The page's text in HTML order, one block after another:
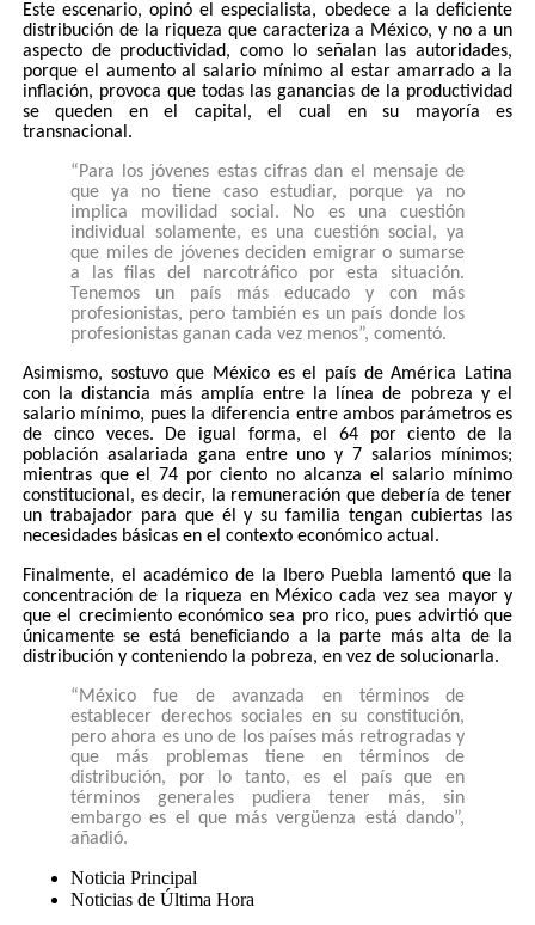
Este escenario, opinó el especialista, obedece a la deficiente
distribución de la riqueza que caracteriza a México, y no a un
aspecto de productividad, como lo señalan las autoridades,
porque el aumento al salario mínimo al estar amarrado a la
inflación, provoca que todas las ganancias de la productividad
se queden en el capital, el cual en su mayoría es
transnacional.
“Para los jóvenes estas cifras dan el mensaje de
que ya no tiene caso estudiar, porque ya no
implica movilidad social. No es una cuestión
individual solamente, es una cuestión social, ya
que miles de jóvenes deciden emigrar o sumarse
a las filas del narcotráfico por esta situación.
Tenemos un país más educado y con más
profesionistas, pero también es un país donde los
profesionistas ganan cada vez menos”, comentó.
Asimismo, sostuvo que México es el país de América Latina
con la distancia más amplía entre la línea de pobreza y el
salario mínimo, pues la diferencia entre ambos parámetros es
de cinco veces. De igual forma, el 64 por ciento de la
población asalariada gana entre uno y 7 salarios mínimos;
mientras que el 74 por ciento no alcanza el salario mínimo
constitucional, es decir, la remuneración que debería de tener
un trabajador para que él y su familia tengan cubiertas las
necesidades básicas en el contexto económico actual.
Finalmente, el académico de la Ibero Puebla lamentó que la
concentración de la riqueza en México cada vez sea mayor y
que el crecimiento económico sea pro rico, pues advirtió que
únicamente se está beneficiando a la parte más alta de la
distribución y conteniendo la pobreza, en vez de solucionarla.
“México fue de avanzada en términos de
establecer derechos sociales en su constitución,
pero ahora es uno de los países más retrogradas y
que más problemas tiene en términos de
distribución, por lo tanto, es el país que en
términos generales pudiera tener más, sin
embargo es el que más vergüenza está dando”,
añadió.
Noticia Principal
Noticias de Última Hora